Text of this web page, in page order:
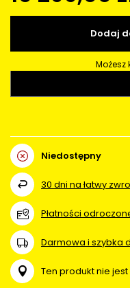
Dodaj
Możesz
Niedostępny
30 dni na łatwy
Płatności
Darmowa i szybka
Ten produkt nie